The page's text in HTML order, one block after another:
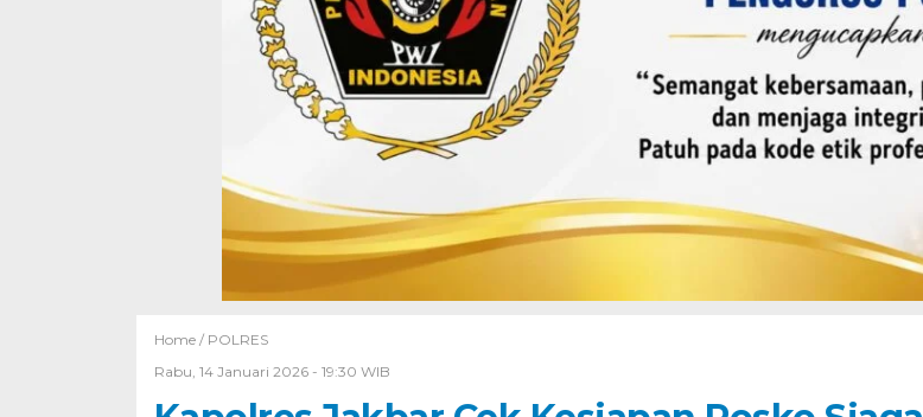
Home / POLRES
Rabu, 14 Januari 2026 - 19:30 WIB